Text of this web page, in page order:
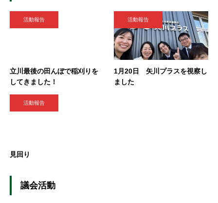
活動報告
立川最後の田んぼで稲刈りを
してきました！
活動報告
1月20日 矢川プラスを視察し
ました
活動報告
見回り
議会活動